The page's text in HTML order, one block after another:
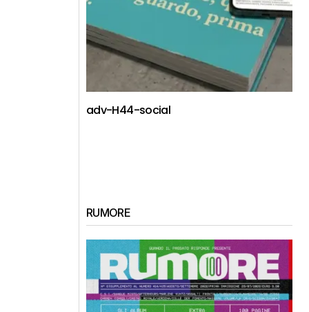
adv-H44-social
RUMORE